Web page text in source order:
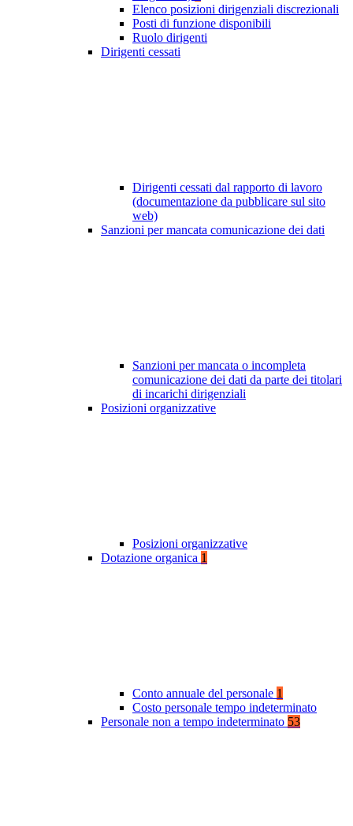
Elenco posizioni dirigenziali discrezionali
Posti di funzione disponibili
Ruolo dirigenti
Dirigenti cessati
Dirigenti cessati dal rapporto di lavoro
(documentazione da pubblicare sul sito
web)
Sanzioni per mancata comunicazione dei dati
Sanzioni per mancata o incompleta
comunicazione dei dati da parte dei titolari
di incarichi dirigenziali
Posizioni organizzative
Posizioni organizzative
Dotazione organica 1
Conto annuale del personale 1
Costo personale tempo indeterminato
Personale non a tempo indeterminato 53